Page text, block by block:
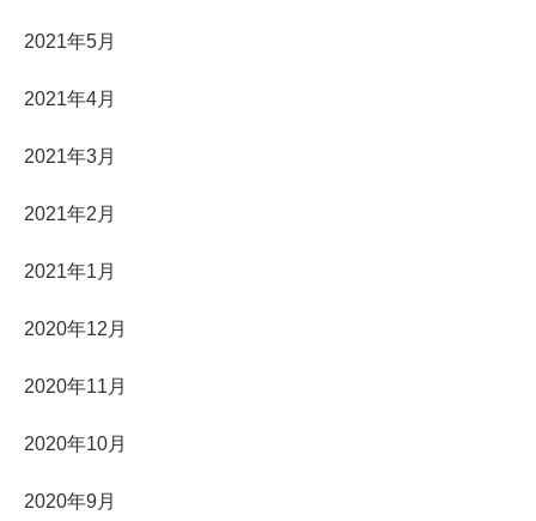
2021年5月
2021年4月
2021年3月
2021年2月
2021年1月
2020年12月
2020年11月
2020年10月
2020年9月